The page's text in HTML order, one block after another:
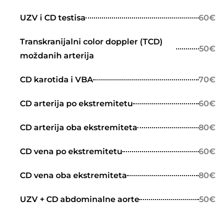
UZV i CD testisa 60€
Transkranijalni color doppler (TCD)
moždanih arterija
50€
CD karotida i VBA 70€
CD arterija po ekstremitetu 60€
CD arterija oba ekstremiteta 80€
CD vena po ekstremitetu 60€
CD vena oba ekstremiteta 80€
UZV + CD abdominalne aorte 50€